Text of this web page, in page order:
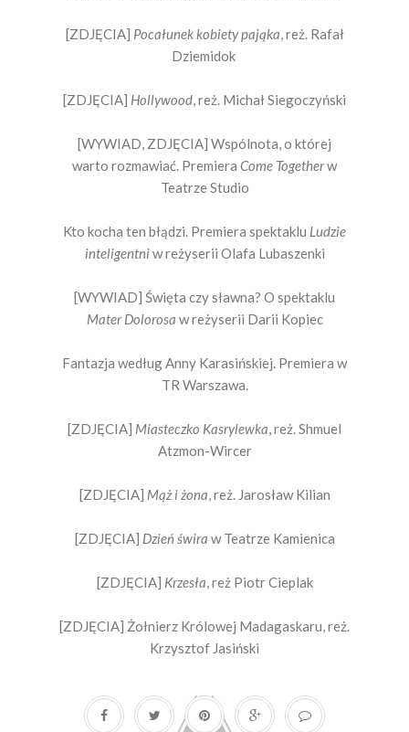
[ZDJĘCIA] Pocałunek kobiety pająka, reż. Rafał
Dziemidok
[ZDJĘCIA] Hollywood, reż. Michał Siegoczyński
[WYWIAD, ZDJĘCIA] Wspólnota, o której
warto rozmawiać. Premiera Come Togetherw
Teatrze Studio
Kto kocha ten błądzi. Premiera spektaklu Ludzie
inteligentniw reżyserii Olafa Lubaszenki
[WYWIAD] Święta czy sławna? O spektaklu
Mater Dolorosa w reżyserii Darii Kopiec
Fantazja według Anny Karasińskiej. Premiera w
TR Warszawa.
[ZDJĘCIA] Miasteczko Kasrylewka, reż. Shmuel
Atzmon-Wircer
[ZDJĘCIA] Mąż i żona, reż. Jarosław Kilian
[ZDJĘCIA] Dzień świra w Teatrze Kamienica
[ZDJĘCIA] Krzesła, reż Piotr Cieplak
[ZDJĘCIA] Żołnierz Królowej Madagaskaru, reż.
Krzysztof Jasiński